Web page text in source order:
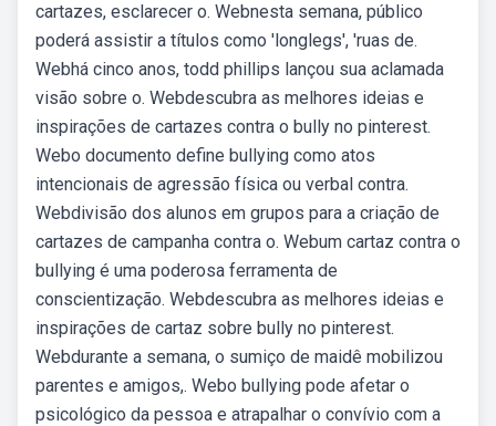
cartazes, esclarecer o. Webnesta semana, público
poderá assistir a títulos como 'longlegs', 'ruas de.
Webhá cinco anos, todd phillips lançou sua aclamada
visão sobre o. Webdescubra as melhores ideias e
inspirações de cartazes contra o bully no pinterest.
Webo documento define bullying como atos
intencionais de agressão física ou verbal contra.
Webdivisão dos alunos em grupos para a criação de
cartazes de campanha contra o. Webum cartaz contra o
bullying é uma poderosa ferramenta de
conscientização. Webdescubra as melhores ideias e
inspirações de cartaz sobre bully no pinterest.
Webdurante a semana, o sumiço de maidê mobilizou
parentes e amigos,. Webo bullying pode afetar o
psicológico da pessoa e atrapalhar o convívio com a